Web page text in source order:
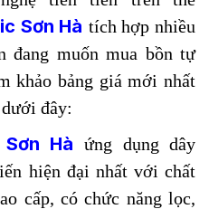
Sơn Hà tích hợp nhiều
đang muốn mua bồn tự
khảo bảng giá mới nhất
đây:
Hà
ứng dụng dây
hiện đại nhất với chất
cấp, có chức năng lọc,